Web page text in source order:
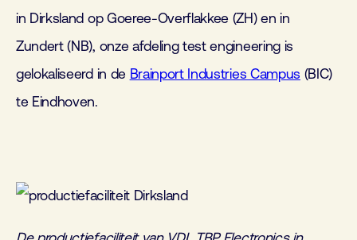
in Dirksland op Goeree-Overflakkee (ZH) en in
Zundert (NB), onze afdeling test engineering is
gelokaliseerd in de Brainport Industries Campus (BIC)
te Eindhoven.